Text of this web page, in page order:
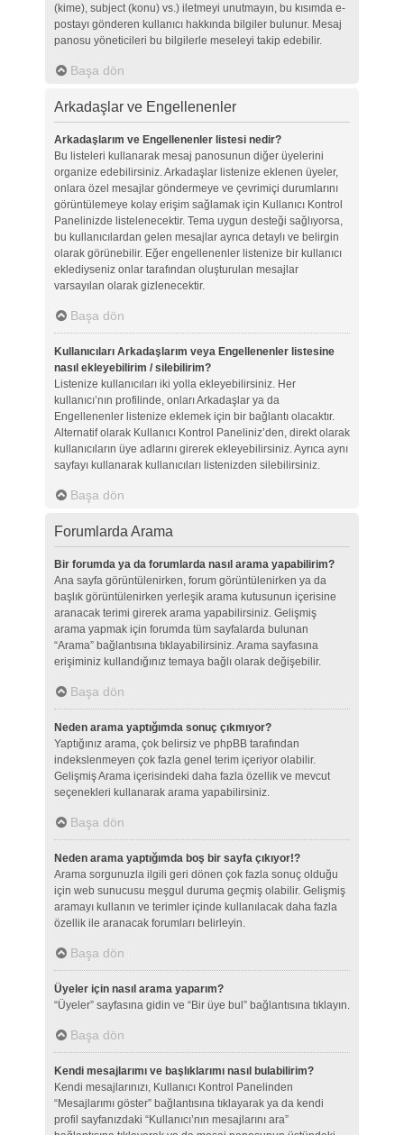
(kime), subject (konu) vs.) iletmeyi unutmayın, bu kısımda e-
postayı gönderen kullanıcı hakkında bilgiler bulunur. Mesaj
panosu yöneticileri bu bilgilerle meseleyi takip edebilir.
Başa dön
Arkadaşlar ve Engellenenler
Arkadaşlarım ve Engellenenler listesi nedir?
Bu listeleri kullanarak mesaj panosunun diğer üyelerini
organize edebilirsiniz. Arkadaşlar listenize eklenen üyeler,
onlara özel mesajlar göndermeye ve çevrimiçi durumlarını
görüntülemeye kolay erişim sağlamak için Kullanıcı Kontrol
Panelinizde listelenecektir. Tema uygun desteği sağlıyorsa,
bu kullanıcılardan gelen mesajlar ayrıca detaylı ve belirgin
olarak görünebilir. Eğer engellenenler listenize bir kullanıcı
eklediyseniz onlar tarafından oluşturulan mesajlar
varsayılan olarak gizlenecektir.
Başa dön
Kullanıcıları Arkadaşlarım veya Engellenenler listesine
nasıl ekleyebilirim / silebilirim?
Listenize kullanıcıları iki yolla ekleyebilirsiniz. Her
kullanıcı’nın profilinde, onları Arkadaşlar ya da
Engellenenler listenize eklemek için bir bağlantı olacaktır.
Alternatif olarak Kullanıcı Kontrol Paneliniz’den, direkt olarak
kullanıcıların üye adlarını girerek ekleyebilirsiniz. Ayrıca aynı
sayfayı kullanarak kullanıcıları listenizden silebilirsiniz.
Başa dön
Forumlarda Arama
Bir forumda ya da forumlarda nasıl arama yapabilirim?
Ana sayfa görüntülenirken, forum görüntülenirken ya da
başlık görüntülenirken yerleşik arama kutusunun içerisine
aranacak terimi girerek arama yapabilirsiniz. Gelişmiş
arama yapmak için forumda tüm sayfalarda bulunan
“Arama” bağlantısına tıklayabilirsiniz. Arama sayfasına
erişiminiz kullandığınız temaya bağlı olarak değişebilir.
Başa dön
Neden arama yaptığımda sonuç çıkmıyor?
Yaptığınız arama, çok belirsiz ve phpBB tarafından
indekslenmeyen çok fazla genel terim içeriyor olabilir.
Gelişmiş Arama içerisindeki daha fazla özellik ve mevcut
seçenekleri kullanarak arama yapabilirsiniz.
Başa dön
Neden arama yaptığımda boş bir sayfa çıkıyor!?
Arama sorgunuzla ilgili geri dönen çok fazla sonuç olduğu
için web sunucusu meşgul duruma geçmiş olabilir. Gelişmiş
aramayı kullanın ve terimler içinde kullanılacak daha fazla
özellik ile aranacak forumları belirleyin.
Başa dön
Üyeler için nasıl arama yaparım?
“Üyeler” sayfasına gidin ve “Bir üye bul” bağlantısına tıklayın.
Başa dön
Kendi mesajlarımı ve başlıklarımı nasıl bulabilirim?
Kendi mesajlarınızı, Kullanıcı Kontrol Panelinden
“Mesajlarımı göster” bağlantısına tıklayarak ya da kendi
profil sayfanızdaki “Kullanıcı’nın mesajlarını ara”